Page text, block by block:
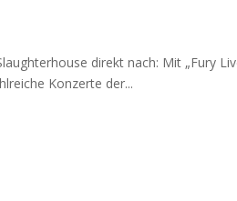
direkt nach: Mit „Fury
Konzerte der...